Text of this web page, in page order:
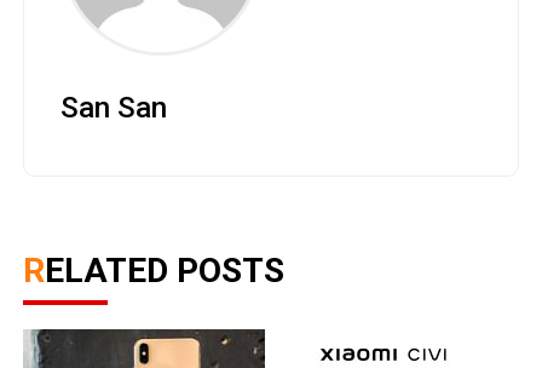
San San
RELATED POSTS